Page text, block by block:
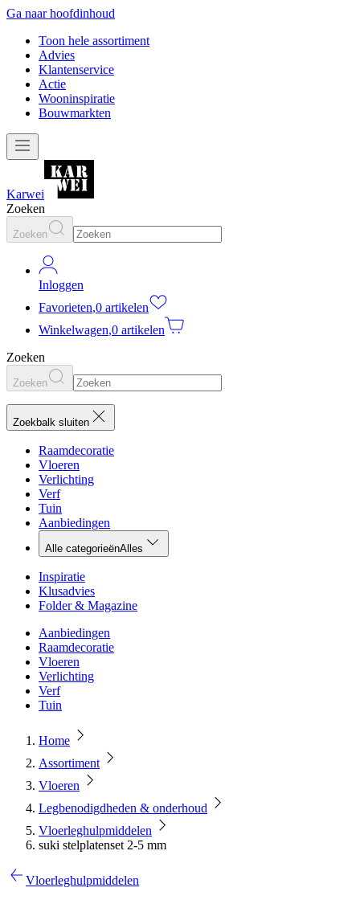
Ga naar hoofdinhoud
Toon hele assortiment
Advies
Klantenservice
Actie
Wooninspiratie
Bouwmarkten
Karwei
Zoeken
Zoeken
Inloggen
Favorieten,0 artikelen
Winkelwagen,0 artikelen
Zoeken
Zoeken
Zoekbalk sluiten
Raamdecoratie
Vloeren
Verlichting
Verf
Tuin
Aanbiedingen
Alle categorieënAlles
Inspiratie
Klusadvies
Folder & Magazine
Aanbiedingen
Raamdecoratie
Vloeren
Verlichting
Verf
Tuin
Home
Assortiment
Vloeren
Legbenodigdheden & onderhoud
Vloerleghulpmiddelen
suki stelplatenset 2-5 mm
Vloerleghulpmiddelen